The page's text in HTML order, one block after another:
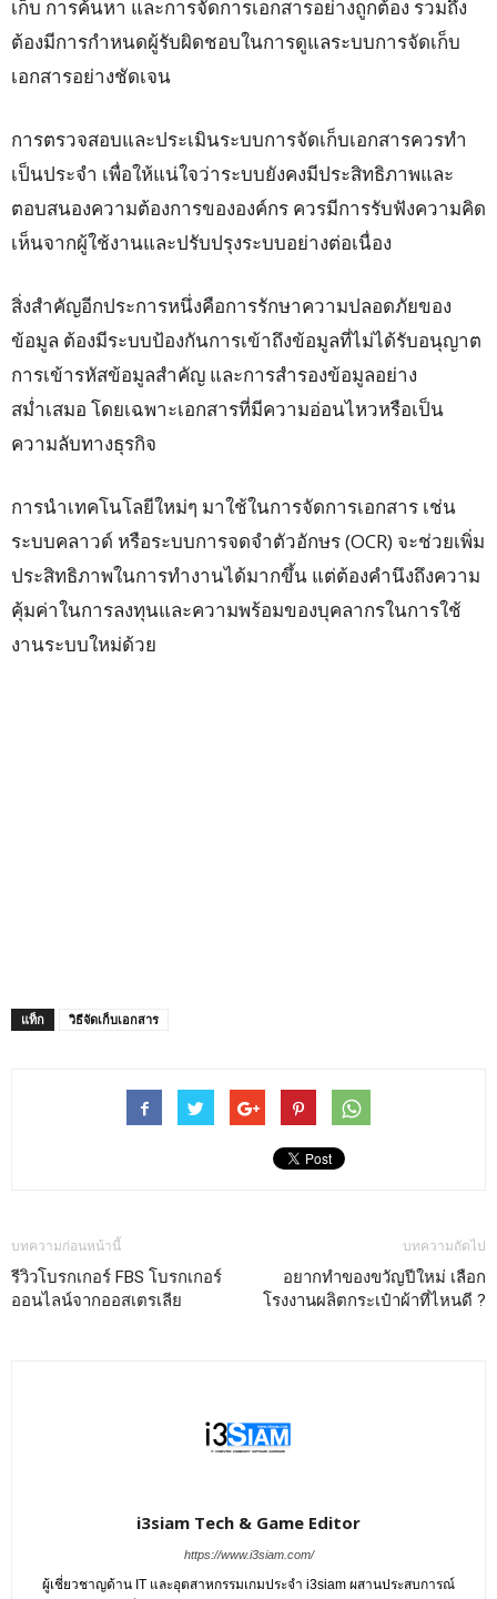
เก็บ การค้นหา และการจัดการเอกสารอย่างถูกต้อง รวมถึง
ต้องมีการกำหนดผู้รับผิดชอบในการดูแลระบบการจัดเก็บ
เอกสารอย่างชัดเจน
การตรวจสอบและประเมินระบบการจัดเก็บเอกสารควรทำ
เป็นประจำ เพื่อให้แน่ใจว่าระบบยังคงมีประสิทธิภาพและ
ตอบสนองความต้องการขององค์กร ควรมีการรับฟังความคิด
เห็นจากผู้ใช้งานและปรับปรุงระบบอย่างต่อเนื่อง
สิ่งสำคัญอีกประการหนึ่งคือการรักษาความปลอดภัยของ
ข้อมูล ต้องมีระบบป้องกันการเข้าถึงข้อมูลที่ไม่ได้รับอนุญาต
การเข้ารหัสข้อมูลสำคัญ และการสำรองข้อมูลอย่าง
สม่ำเสมอ โดยเฉพาะเอกสารที่มีความอ่อนไหวหรือเป็น
ความลับทางธุรกิจ
การนำเทคโนโลยีใหม่ๆ มาใช้ในการจัดการเอกสาร เช่น
ระบบคลาวด์ หรือระบบการจดจำตัวอักษร (OCR) จะช่วยเพิ่ม
ประสิทธิภาพในการทำงานได้มากขึ้น แต่ต้องคำนึงถึงความ
คุ้มค่าในการลงทุนและความพร้อมของบุคลากรในการใช้
งานระบบใหม่ด้วย
แท็ก วิธีจัดเก็บเอกสาร
บทความก่อนหน้านี้
รีวิวโบรกเกอร์ FBS โบรกเกอร์
ออนไลน์จากออสเตรเลีย
บทความถัดไป
อยากทำของขวัญปีใหม่ เลือก
โรงงานผลิตกระเป๋าผ้าที่ไหนดี ?
i3siam Tech & Game Editor
https://www.i3siam.com/
ผู้เชี่ยวชาญด้าน IT และอุตสาหกรรมเกมประจำ i3siam ผสานประสบการณ์